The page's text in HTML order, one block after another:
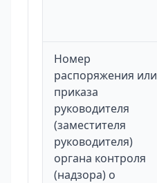
Номер
распоряжения или
приказа
руководителя
(заместителя
руководителя)
органа контроля
(надзора) о